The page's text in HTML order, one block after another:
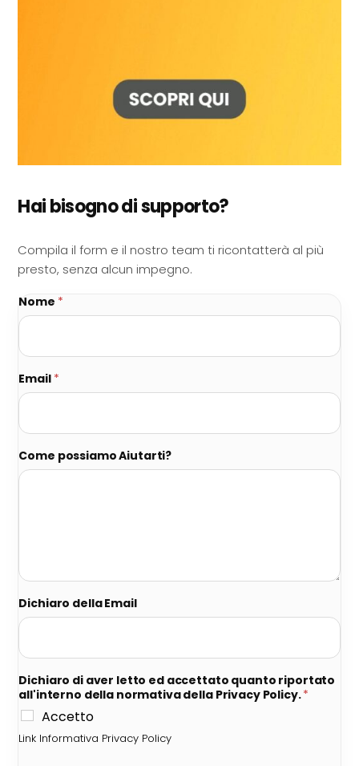
Hai bisogno di supporto?
Compila il form e il nostro team ti ricontatterà al più
presto, senza alcun impegno.
Nome *
Email *
Come possiamo Aiutarti?
Dichiaro della Email
Dichiaro di aver letto ed accettato quanto riportato
all'interno della normativa della Privacy Policy.*
Accetto
Link Informativa Privacy Policy